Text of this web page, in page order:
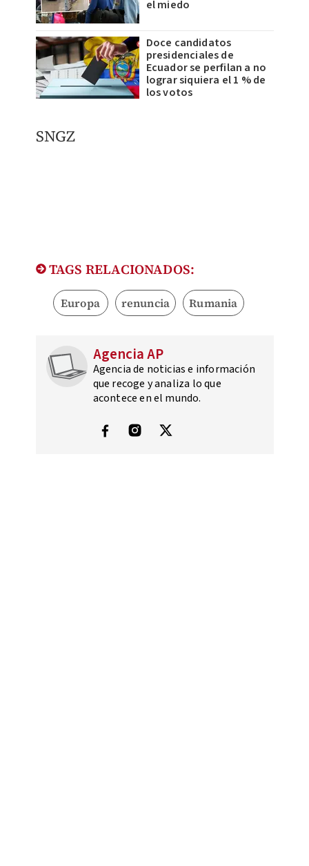
el miedo
Doce candidatos
presidenciales de
Ecuador se perfilan a no
lograr siquiera el 1 % de
los votos
SNGZ
TAGS RELACIONADOS:
Europa renuncia Rumania
Agencia AP
Agencia de noticias e información
que recoge y analiza lo que
acontece en el mundo.